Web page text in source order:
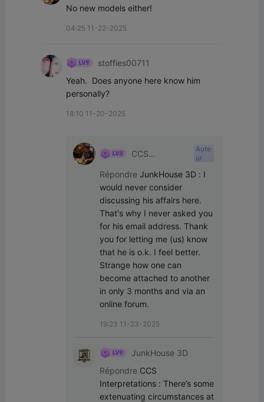
No new models either!
04:25 11-22-2025
stoffies00711
Yeah.  Does anyone here know him
personally?
18:10 11-20-2025
CCS
Aute
ur
Répondre JunkHouse 3D : I
would never consider
discussing his affairs here.
That's why I never asked you
for his email address. Thank
you for letting me (us) know
that he is o.k. I feel better.
Strange how one can
become attached to another
in only 3 months and via an
online forum.
19:23 11-23-2025
JunkHouse 3D
Répondre CCS
Interpretations : There’s some
extenuating circumstances at